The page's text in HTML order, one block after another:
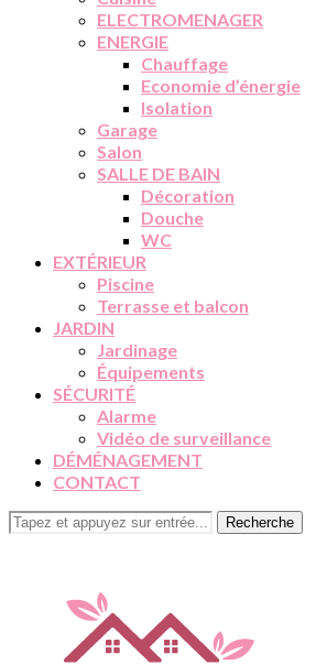
ELECTROMENAGER
ENERGIE
Chauffage
Economie d’énergie
Isolation
Garage
Salon
SALLE DE BAIN
Décoration
Douche
WC
EXTÉRIEUR
Piscine
Terrasse et balcon
JARDIN
Jardinage
Équipements
SÉCURITÉ
Alarme
Vidéo de surveillance
DÉMÉNAGEMENT
CONTACT
Recherche